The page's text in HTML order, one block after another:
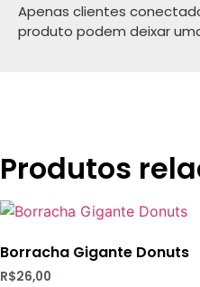
Apenas clientes
produto podem deixar
Produtos
Borracha Gigante Donuts
R$26,00